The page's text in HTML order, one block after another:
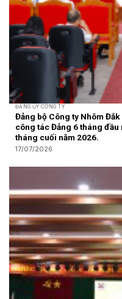
ĐẢNG ỦY CÔNG TY
Đảng bộ Công ty Nhôm
công tác Đảng 6 tháng
tháng cuối năm 2026.
17/07/2026